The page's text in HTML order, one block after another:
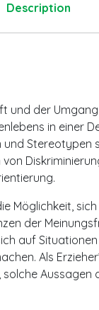
Description
und der
in einer
Stereotypen
Möglichkeit,
der
auf
Als
Aussagen